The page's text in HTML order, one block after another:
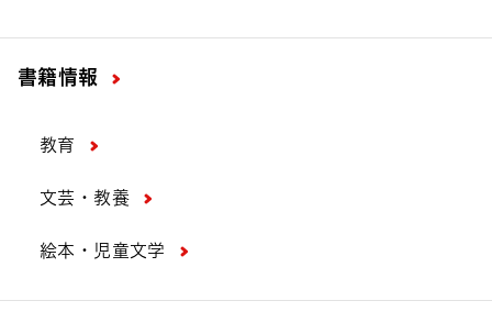
書籍情報
教育
文芸・教養
絵本・児童文学